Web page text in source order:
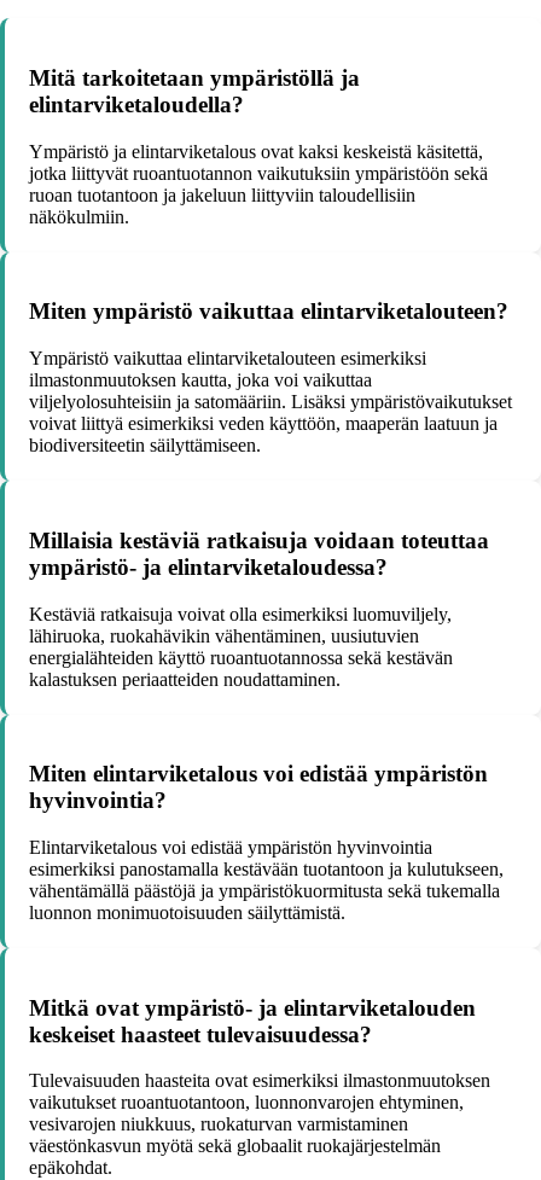
Mitä tarkoitetaan ympäristöllä ja
elintarviketaloudella?
Ympäristö ja elintarviketalous ovat kaksi keskeistä käsitettä,
jotka liittyvät ruoantuotannon vaikutuksiin ympäristöön sekä
ruoan tuotantoon ja jakeluun liittyviin taloudellisiin
näkökulmiin.
Miten ympäristö vaikuttaa elintarviketalouteen?
Ympäristö vaikuttaa elintarviketalouteen esimerkiksi
ilmastonmuutoksen kautta, joka voi vaikuttaa
viljelyolosuhteisiin ja satomääriin. Lisäksi ympäristövaikutukset
voivat liittyä esimerkiksi veden käyttöön, maaperän laatuun ja
biodiversiteetin säilyttämiseen.
Millaisia kestäviä ratkaisuja voidaan toteuttaa
ympäristö- ja elintarviketaloudessa?
Kestäviä ratkaisuja voivat olla esimerkiksi luomuviljely,
lähiruoka, ruokahävikin vähentäminen, uusiutuvien
energialähteiden käyttö ruoantuotannossa sekä kestävän
kalastuksen periaatteiden noudattaminen.
Miten elintarviketalous voi edistää ympäristön
hyvinvointia?
Elintarviketalous voi edistää ympäristön hyvinvointia
esimerkiksi panostamalla kestävään tuotantoon ja kulutukseen,
vähentämällä päästöjä ja ympäristökuormitusta sekä tukemalla
luonnon monimuotoisuuden säilyttämistä.
Mitkä ovat ympäristö- ja elintarviketalouden
keskeiset haasteet tulevaisuudessa?
Tulevaisuuden haasteita ovat esimerkiksi ilmastonmuutoksen
vaikutukset ruoantuotantoon, luonnonvarojen ehtyminen,
vesivarojen niukkuus, ruokaturvan varmistaminen
väestönkasvun myötä sekä globaalit ruokajärjestelmän
epäkohdat.